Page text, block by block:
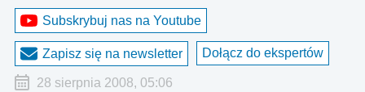
Subskrybuj nas na Youtube
Zapisz się na newsletter Dołącz do ekspertów
28 sierpnia 2008, 05:06